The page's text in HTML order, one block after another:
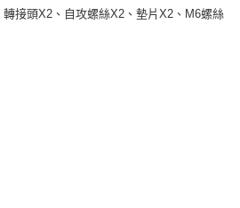
接頭X2、自攻螺絲X2、墊片X2、M6螺絲